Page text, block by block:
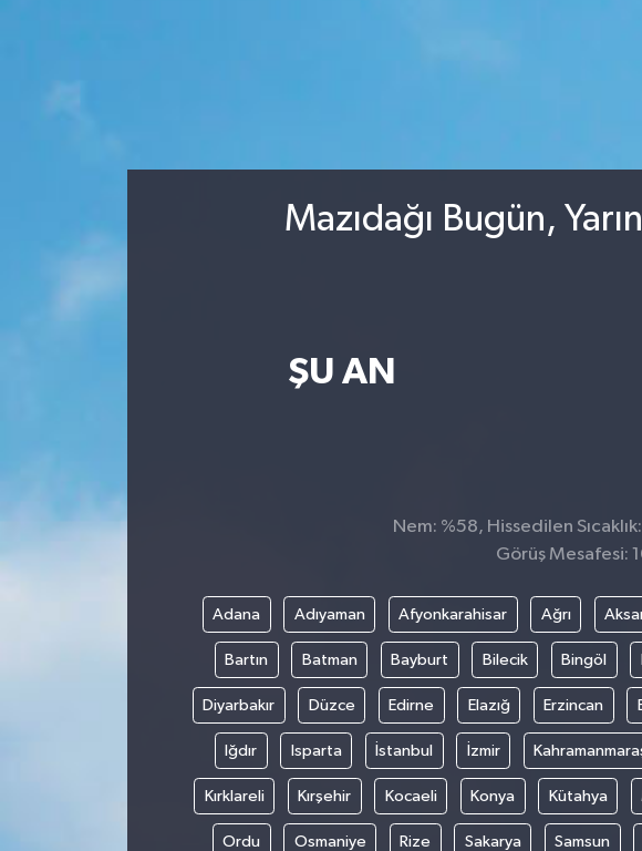
Mazıdağı Bugün,
ŞU AN
Nem: %58, Hissedilen Sıcaklık:
Görüş Mesafesi:
Adana Adıyaman Afyonkarahisar Ağrı
Bartın Batman Bayburt Bilecik Bingöl
Diyarbakır Düzce Edirne Elazığ Erzincan
Iğdır Isparta İstanbul İzmir
Kırklareli Kırşehir Kocaeli Konya Kütahya
Ordu Osmaniye Rize Sakarya Samsun